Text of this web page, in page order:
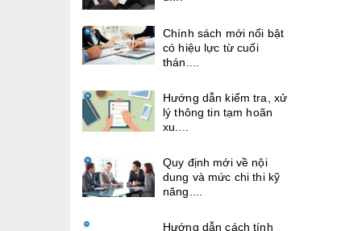
Chính sách mới nổi bật
có hiệu lực từ cuối
thán....
Hướng dẫn kiểm tra, xử
lý thông tin tạm hoãn
xu....
Quy định mới về nội
dung và mức chi thi kỹ
năng....
Hướng dẫn cách tính